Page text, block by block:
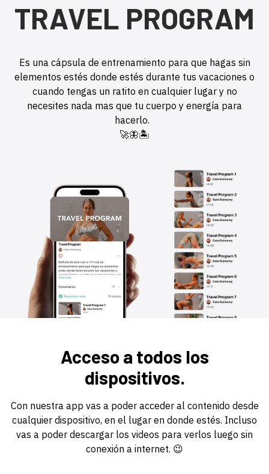
TRAVEL PROGRAM
Es una cápsula de entrenamiento para que hagas sin
elementos estés donde estés durante tus vacaciones o
cuando tengas un ratito en cualquier lugar y no
necesites nada mas que tu cuerpo y energía para
hacerlo.
🚀🦋🏝️
Acceso a todos los
dispositivos.
Con nuestra app vas a poder acceder al contenido desde
cualquier dispositivo, en el lugar en donde estés. Incluso
vas a poder descargar los videos para verlos luego sin
conexión a internet. 😉